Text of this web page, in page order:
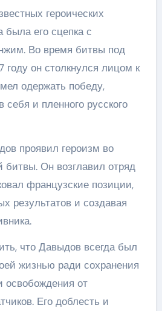
героических
была его сцепка с
Во время битвы под
году он столкнулся лицом к
одержать победу,
и пленного русского
проявил героизм во
битвы. Он возглавил отряд
французские позиции,
результатов и создавая
что Давыдов всегда был
жизнью ради сохранения
освобождения от
Его доблесть и